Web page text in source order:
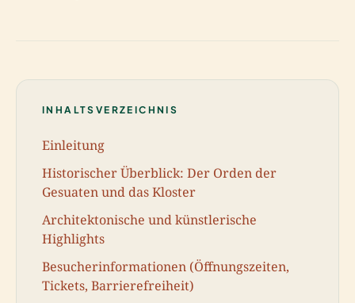
INHALTSVERZEICHNIS
Einleitung
Historischer Überblick: Der Orden der
Gesuaten und das Kloster
Architektonische und künstlerische
Highlights
Besucherinformationen (Öffnungszeiten,
Tickets, Barrierefreiheit)